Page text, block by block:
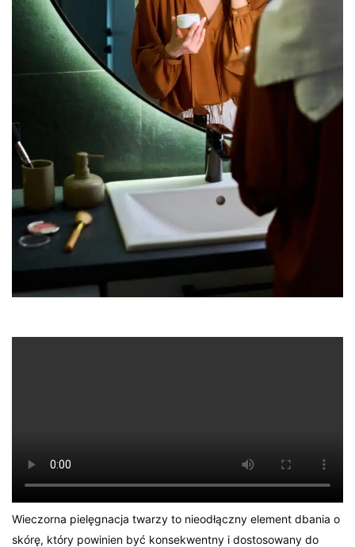
Wieczorna pielęgnacja twarzy to nieodłączny element dbania o
skórę, który powinien być konsekwentny i dostosowany do